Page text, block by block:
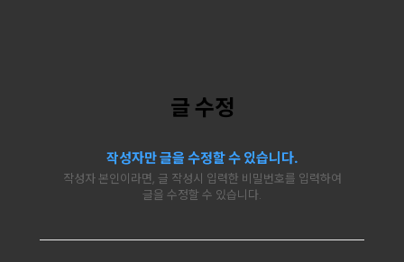
글 수정
작성자만 글을 수정할 수 있습니다.
작성자 본인이라면, 글 작성시 입력한 비밀번호를 입력하여
글을 수정할 수 있습니다.